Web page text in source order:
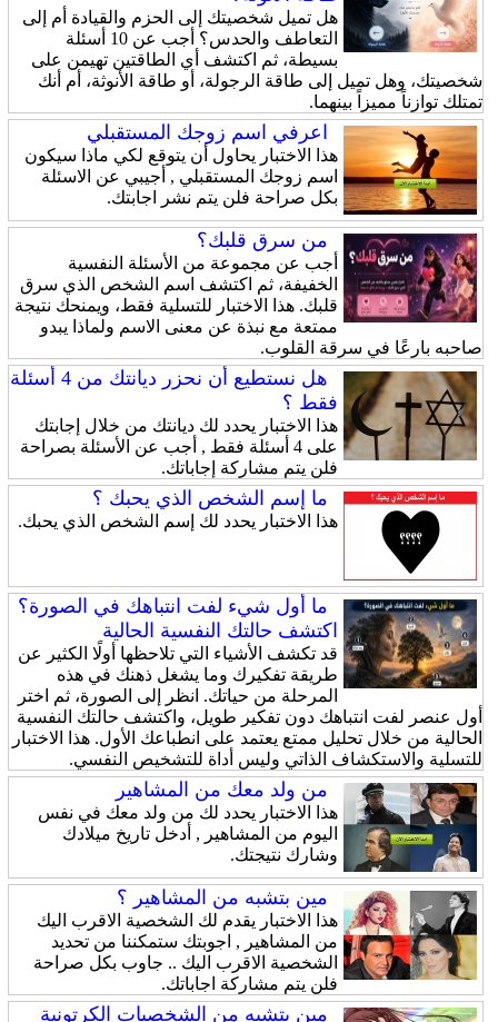
هل تميل شخصيتك إلى الحزم والقيادة أم إلى
التعاطف والحدس؟ أجب عن 10 أسئلة
بسيطة، ثم اكتشف أي الطاقتين تهيمن على
شخصيتك، وهل تميل إلى طاقة الرجولة، أو طاقة الأنوثة، أم أنك
تمتلك توازناً مميزاً بينهما.
اعرفي اسم زوجك المستقبلي
هذا الاختبار يحاول أن يتوقع لكي ماذا سيكون
اسم زوجك المستقبلي , أجيبي عن الاسئلة
بكل صراحة فلن يتم نشر اجابتك.
من سرق قلبك؟
أجب عن مجموعة من الأسئلة النفسية
الخفيفة، ثم اكتشف اسم الشخص الذي سرق
قلبك. هذا الاختبار للتسلية فقط، ويمنحك نتيجة
ممتعة مع نبذة عن معنى الاسم ولماذا يبدو
صاحبه بارعًا في سرقة القلوب.
هل نستطيع أن نحزر ديانتك من 4 أسئلة
فقط ؟
هذا الاختبار يحدد لك ديانتك من خلال إجابتك
على 4 أسئلة فقط , أجب عن الأسئلة بصراحة
فلن يتم مشاركة إجاباتك.
ما إسم الشخص الذي يحبك ؟
هذا الاختبار يحدد لك إسم الشخص الذي يحبك.
ما أول شيء لفت انتباهك في الصورة؟
اكتشف حالتك النفسية الحالية
قد تكشف الأشياء التي تلاحظها أولًا الكثير عن
طريقة تفكيرك وما يشغل ذهنك في هذه
المرحلة من حياتك. انظر إلى الصورة، ثم اختر
أول عنصر لفت انتباهك دون تفكير طويل، واكتشف حالتك النفسية
الحالية من خلال تحليل ممتع يعتمد على انطباعك الأول. هذا الاختبار
للتسلية والاستكشاف الذاتي وليس أداة للتشخيص النفسي.
من ولد معك من المشاهير
هذا الاختبار يحدد لك من ولد معك في نفس
اليوم من المشاهير , أدخل تاريخ ميلادك
وشارك نتيجتك.
مين بتشبه من المشاهير ؟
هذا الاختبار يقدم لك الشخصية الاقرب اليك
من المشاهير , اجوبتك ستمكننا من تحديد
الشخصية الاقرب اليك .. جاوب بكل صراحة
فلن يتم مشاركة اجاباتك.
مين بتشبه من الشخصيات الكرتونية